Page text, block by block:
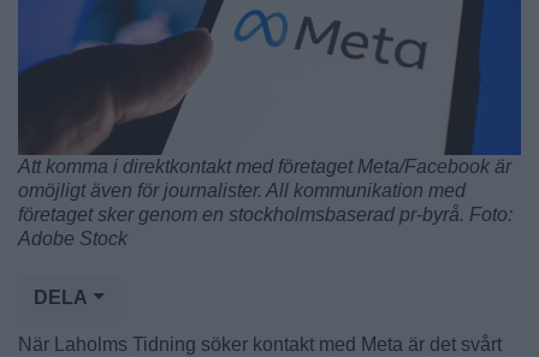
Att komma i direktkontakt med företaget Meta/Facebook är
omöjligt även för journalister. All kommunikation med
företaget sker genom en stockholmsbaserad pr-byrå. Foto:
Adobe Stock
DELA
När Laholms Tidning söker kontakt med Meta är det svårt